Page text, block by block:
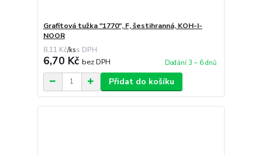
Grafitová tužka "1770", F, šestihranná, KOH-I-
NOOR
8,11 Kč/ks
6,70 Kč bez DPH Dodání 3 – 6 dnů
Přidat do košíku